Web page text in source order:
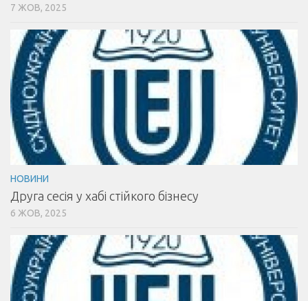
7 ЖОВ, 2025
НОВИНИ
Друга сесія у хабі стійкого бізнесу
6 ЖОВ, 2025